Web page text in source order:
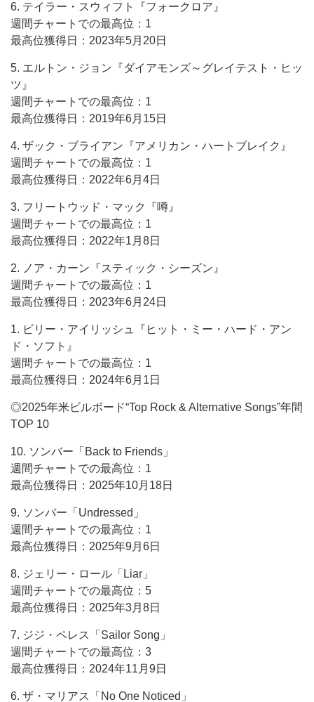
6. テイラー・スウィフト『フォークロア』
週間チャートでの最高位：1
最高位獲得日：2023年5月20日
5. エルトン・ジョン『ダイアモンズ～グレイテスト・ヒッ
ツ』
週間チャートでの最高位：1
最高位獲得日：2019年6月15日
4. ザック・ブライアン『アメリカン・ハートブレイク』
週間チャートでの最高位：1
最高位獲得日：2022年6月4日
3. フリートウッド・マック『噂』
週間チャートでの最高位：1
最高位獲得日：2022年1月8日
2. ノア・カーン『スティック・シーズン』
週間チャートでの最高位：1
最高位獲得日：2023年6月24日
1. ビリー・アイリッシュ『ヒット・ミー・ハード・アン
ド・ソフト』
週間チャートでの最高位：1
最高位獲得日：2024年6月1日
◎2025年米ビルボード“Top Rock & Alternative Songs”年間
TOP 10
10. ソンバー「Back to Friends」
週間チャートでの最高位：1
最高位獲得日：2025年10月18日
9. ソンバー「Undressed」
週間チャートでの最高位：1
最高位獲得日：2025年9月6日
8. ジェリー・ロール「Liar」
週間チャートでの最高位：5
最高位獲得日：2025年3月8日
7. ジジ・ペレス「Sailor Song」
週間チャートでの最高位：3
最高位獲得日：2024年11月9日
6. ザ・マリアス「No One Noticed」